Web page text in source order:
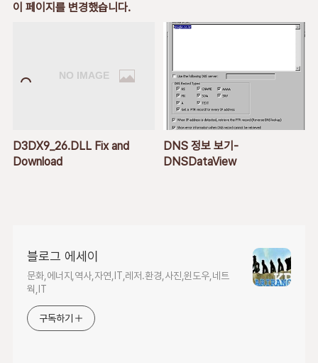
이 페이지를 변경했습니다.
D3DX9_26.DLL Fix and
Download
DNS 정보 보기-
DNSDataView
블로그 에세이
문화,에너지,역사,자연,IT,레저.환경,사진,윈도우,네트
웍,IT
구독하기